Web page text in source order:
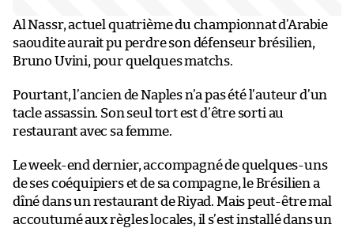
Al Nassr, actuel quatrième du championnat d’Arabie
saoudite aurait pu perdre son défenseur brésilien,
Bruno Uvini, pour quelques matchs.
Pourtant, l’ancien de Naples n’a pas été l’auteur d’un
tacle assassin. Son seul tort est d’être sorti au
restaurant avec sa femme.
Le week-end dernier, accompagné de quelques-uns
de ses coéquipiers et de sa compagne, le Brésilien a
dîné dans un restaurant de Riyad. Mais peut-être mal
accoutumé aux règles locales, il s’est installé dans un